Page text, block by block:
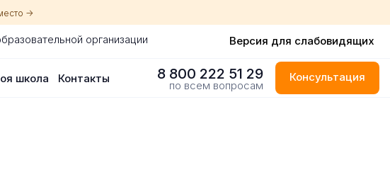
->
организации Версия для слабовидящих
школа Контакты 8 800 222 51 29
по всем вопросам
Консультация